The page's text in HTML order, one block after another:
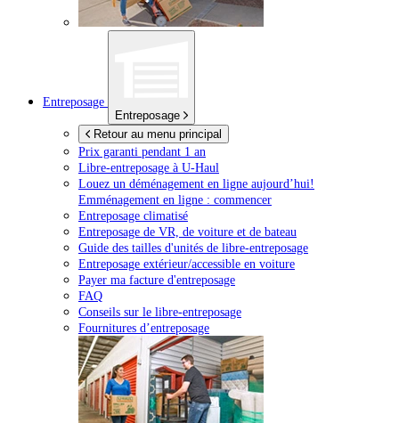
Entreposage
Entreposage
Retour au menu principal
Prix garanti pendant 1 an
Libre-entreposage à U-Haul
Louez un déménagement en ligne aujourd’hui!
Emménagement en ligne : commencer
Entreposage climatisé
Entreposage de VR, de voiture et de bateau
Guide des tailles d'unités de libre-entreposage
Entreposage extérieur/accessible en voiture
Payer ma facture d'entreposage
FAQ
Conseils sur le libre-entreposage
Fournitures d’entreposage